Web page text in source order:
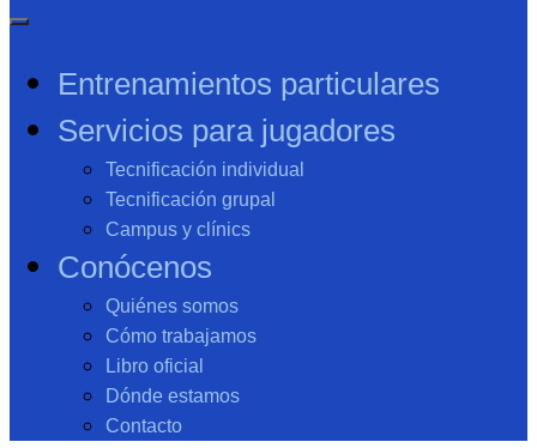
Entrenamientos particulares
Servicios para jugadores
Tecnificación individual
Tecnificación grupal
Campus y clínics
Conócenos
Quiénes somos
Cómo trabajamos
Libro oficial
Dónde estamos
Contacto